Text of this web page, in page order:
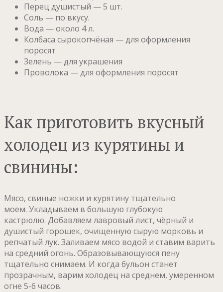
Перец душистый — 5 шт.
Соль — по вкусу.
Вода — около 4 л.
Колбаса сырокопчёная — для оформления
поросят
Зелень — для украшения
Проволока — для оформления поросят
Как приготовить вкусный
холодец из курятины и
свинины:
Мясо, свиные ножки и курятину тщательно
моем. Укладываем в большую глубокую
кастрюлю. Добавляем лавровый лист, чёрный и
душистый горошек, очищенную сырую морковь и
репчатый лук. Заливаем мясо водой и ставим варить
на средний огонь. Образовывающуюся пену
тщательно снимаем. И когда бульон станет
прозрачным, варим холодец на среднем, умеренном
огне 5-6 часов.